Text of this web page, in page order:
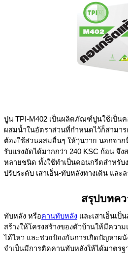
ปูน TPI-M402 เป็นผลิตภัณฑ์ปูนใช้เป็นค
ผสมน้ำในอัตราส่วนที่กำหนดไว้ก็สามาร
ต้องใช้ส่วนผสมอื่นๆ ให้วุ่นวาย นอกจาก
รับแรงอัดได้มากกว่า 240 KSC ก้อน จึง
หลายชนิด ทั้งใช้ทำเป็นคอนกรีตสำหรับ
ปรับระดับ เสาเอ็น-ทับหลังทางเดิน และ
สรุปบทค
ทับหลัง หรือคานทับหลัง และเสาเอ็นเป็
สร้างให้โครงสร้างของตัวบ้านให้มีควา
ได้ไหว และช่วยป้องกันการเกิดปัญหาผนั
จำเป็นมีการติดคานทับหลังให้ได้มาตรฐ